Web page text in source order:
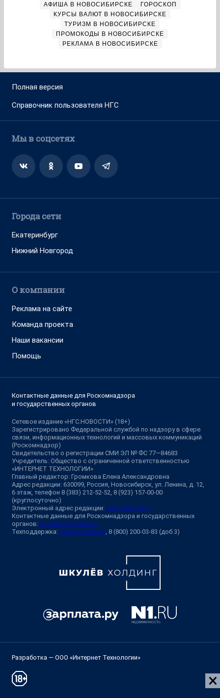
АФИША В НОВОСИБИРСКЕ
ГОРОСКОП
КУРСЫ ВАЛЮТ В НОВОСИБИРСКЕ
ТУРИЗМ В НОВОСИБИРСКЕ
ПРОМОКОДЫ В НОВОСИБИРСКЕ
РЕКЛАМА В НОВОСИБИРСКЕ
Полная версия
Справочник пользователя НГС
Мы в соцсетях
Города сети
Екатеринбург
Нижний Новгород
О компании
Реклама на сайте
Команда проекта
Наши вакансии
Помощь
Контактные данные для Роскомнадзора
и государственных органов
Сетевое издание «НГС.НОВОСТИ» (18+)
Зарегистрировано Федеральной службой по надзору в сфере
связи, информационных технологий и массовых коммуникаций
(Роскомнадзор)
Свидетельство о регистрации СМИ ЭЛ № ФС 77—84683
Учредитель: Общество с ограниченной ответственностью
«ИНТЕРНЕТ ТЕХНОЛОГИИ»
Главный редактор: Громкова Елена Александровна
Адрес редакции: 630099, Россия, Новосибирск, ул. Ленина, д. 12,
6 этаж, телефон 8 (383) 212-52-52, 8 (923) 157-00-00
(круглосуточно)
Электронный адрес редакции: ngs@shkulev.ru
Контактные данные для Роскомнадзора и государственных
органов: juristnsk@shkulev.ru
Техподдержка: help@shkulev.ru , 8 (800) 200-03-83 (доб.3)
Разработка — ООО «Интернет Технологии»